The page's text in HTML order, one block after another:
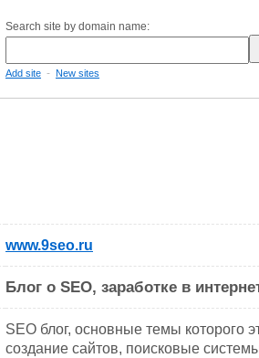
Search site by domain name:
Add site - New sites
www.9seo.ru
Блог о SEO, заработке в
SEO блог, основные темы которого
создание сайтов, поисковые